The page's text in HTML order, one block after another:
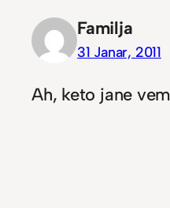
Familja
31 Janar, 2011
Ah, keto jane